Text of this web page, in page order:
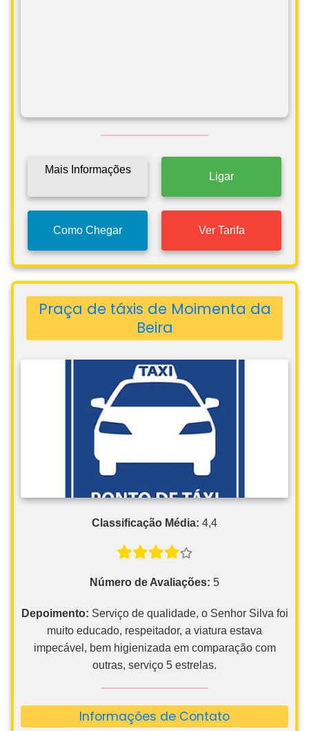
Mais Informações
Ligar
Como Chegar Ver Tarifa
Praça de táxis de Moimenta da
Beira
Classificação Média: 4,4
Número de Avaliações: 5
Depoimento: Serviço de qualidade, o Senhor Silva foi
muito educado, respeitador, a viatura estava
impecável, bem higienizada em comparação com
outras, serviço 5 estrelas.
Informações de Contato